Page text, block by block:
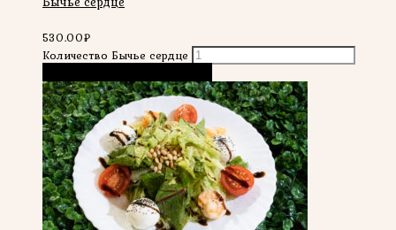
530.00₽
Количество Бычье сердце